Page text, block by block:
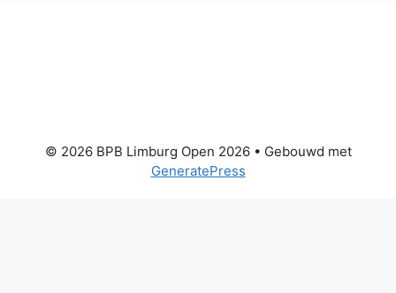
© 2026 BPB Limburg Open 2026• Gebouwd met
GeneratePress